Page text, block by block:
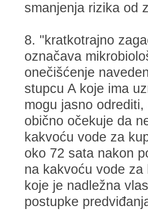
smanjenja rizika od
8. "kratkotrajno
označava
onečišćenje
stupcu A koje ima
mogu jasno
obično očekuje da
kakvoću vode za
oko 72 sata nakon
na kakvoću vode za
koje je nadležna
postupke